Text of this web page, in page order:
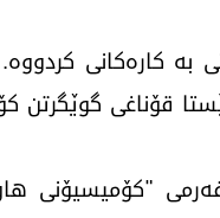
لە مانگی ئابی ساڵی 2025
قۆناغی
"کۆمیسیۆنی